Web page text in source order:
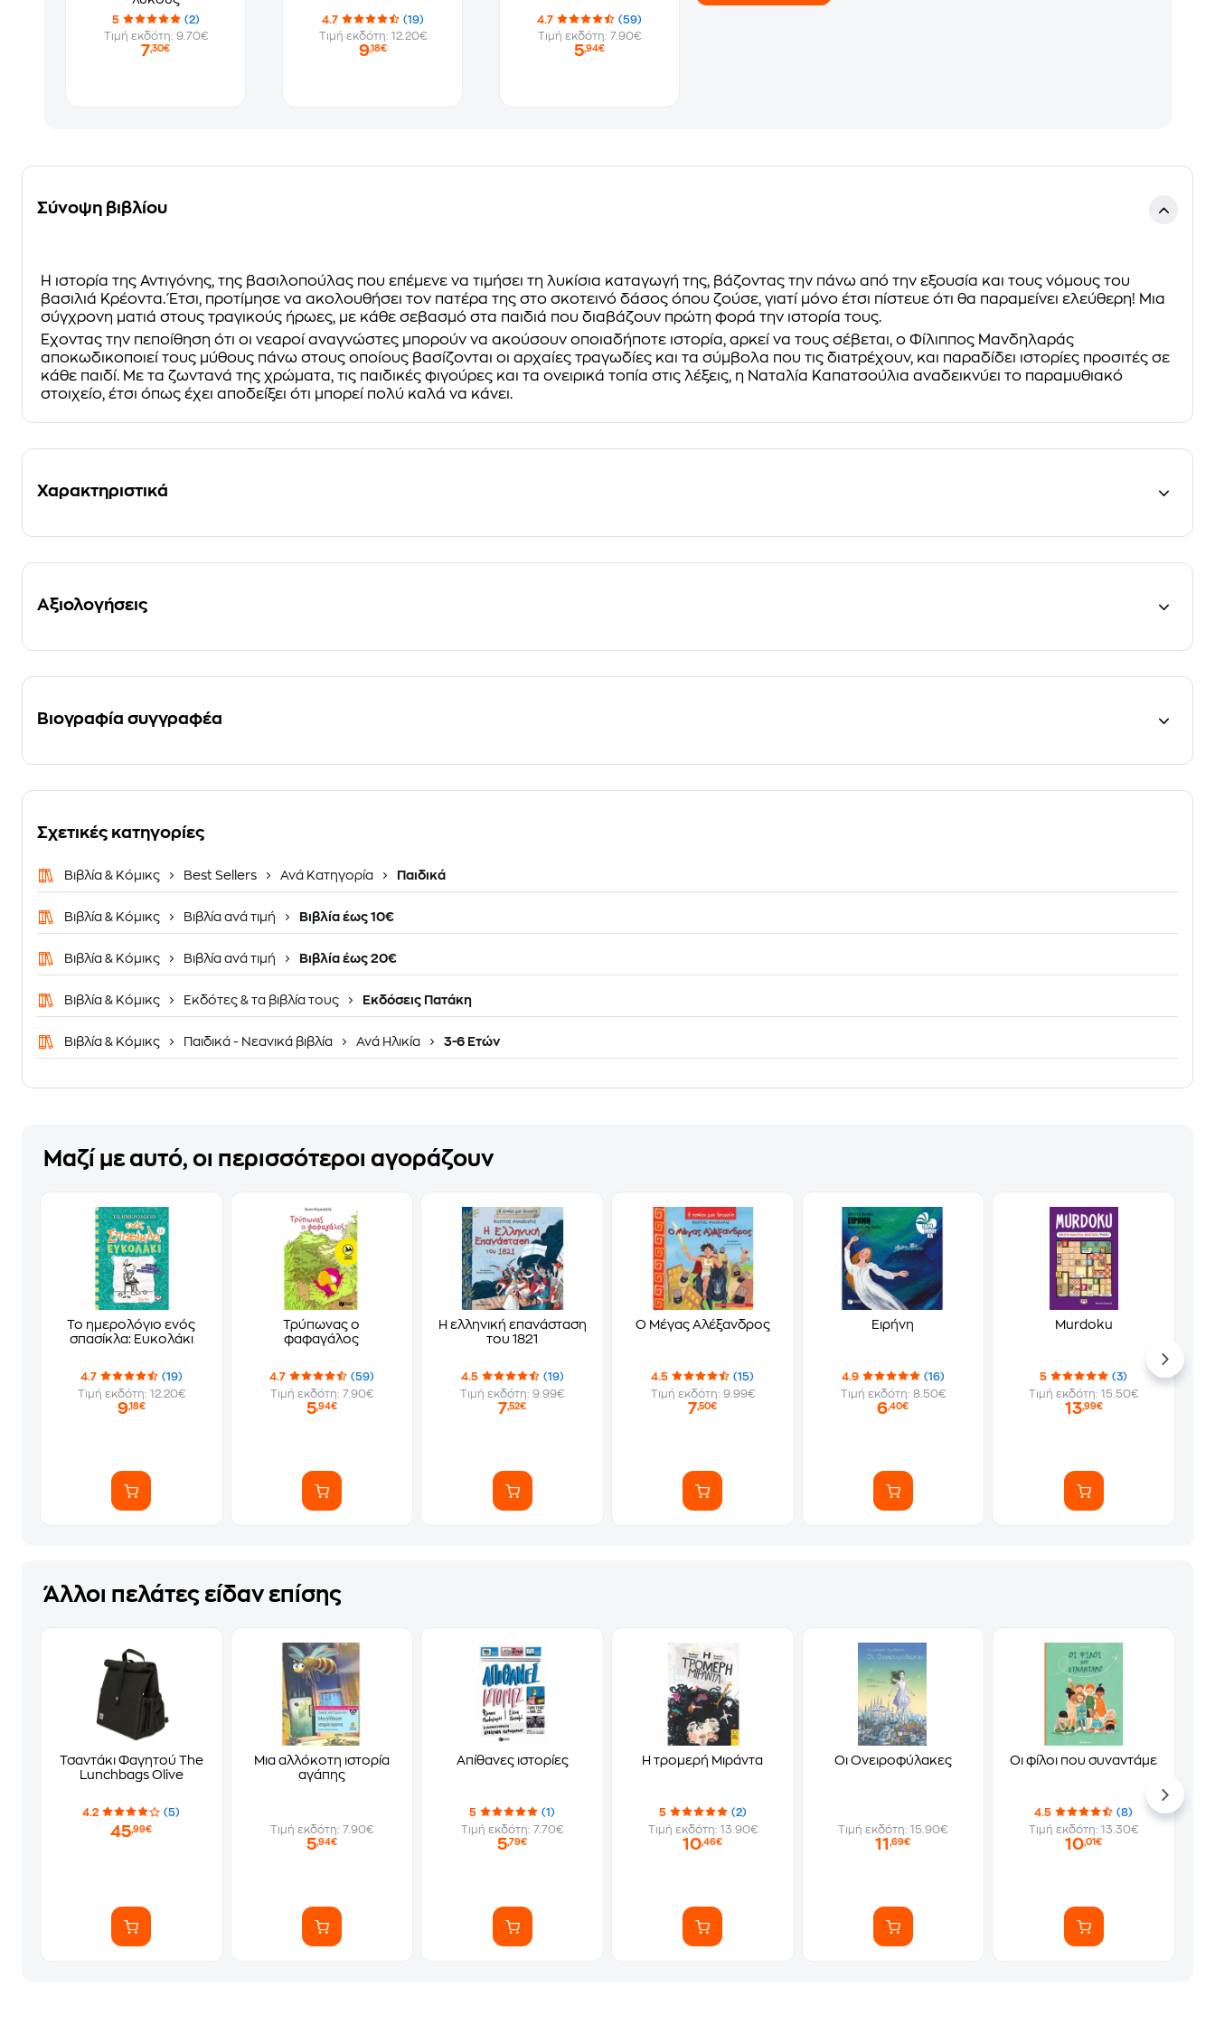
5
(2)
Τιμή εκδότη: 9.70€
7,30€
4.7
(19)
Τιμή εκδότη: 12.20€
9,18€
4.7
(59)
Τιμή εκδότη: 7.90€
5,94€
Σύνοψη βιβλίου
Η ιστορία της Αντιγόνης, της βασιλοπούλας που επέμενε να τιμήσει τη λυκίσια καταγωγή της, βάζοντας την πάνω από την εξουσία και τους νόμους του
βασιλιά Κρέοντα. Έτσι, προτίμησε να ακολουθήσει τον πατέρα της στο σκοτεινό δάσος όπου ζούσε, γιατί μόνο έτσι πίστευε ότι θα παραμείνει ελεύθερη! Μια
σύγχρονη ματιά στους τραγικούς ήρωες, με κάθε σεβασμό στα παιδιά που διαβάζουν πρώτη φορά την ιστορία τους.
Έχοντας την πεποίθηση ότι οι νεαροί αναγνώστες μπορούν να ακούσουν οποιαδήποτε ιστορία, αρκεί να τους σέβεται, ο Φίλιππος Μανδηλαράς
αποκωδικοποιεί τους μύθους πάνω στους οποίους βασίζονται οι αρχαίες τραγωδίες και τα σύμβολα που τις διατρέχουν, και παραδίδει ιστορίες προσιτές σε
κάθε παιδί. Με τα ζωντανά της χρώματα, τις παιδικές φιγούρες και τα ονειρικά τοπία στις λέξεις, η Ναταλία Καπατσούλια αναδεικνύει το παραμυθιακό
στοιχείο, έτσι όπως έχει αποδείξει ότι μπορεί πολύ καλά να κάνει.
Χαρακτηριστικά
Αξιολογήσεις
Βιογραφία συγγραφέα
Σχετικές κατηγορίες
Βιβλία & Κόμικς Best Sellers Ανά Κατηγορία Παιδικά
Βιβλία & Κόμικς Βιβλία ανά τιμή Βιβλία έως 10€
Βιβλία & Κόμικς Βιβλία ανά τιμή Βιβλία έως 20€
Βιβλία & Κόμικς Εκδότες & τα βιβλία τους Εκδόσεις Πατάκη
Βιβλία & Κόμικς Παιδικά - Νεανικά βιβλία Ανά Ηλικία 3-6 Ετών
Μαζί με αυτό, οι περισσότεροι αγοράζουν
Το ημερολόγιο ενός
σπασίκλα: Ευκολάκι
4.7
(19)
Τιμή εκδότη: 12.20€
9,18€
Τρύπωνας ο
φαφαγάλος
4.7
(59)
Τιμή εκδότη: 7.90€
5,94€
Η ελληνική επανάσταση
του 1821
4.5
(19)
Τιμή εκδότη: 9.99€
7,52€
Ο Μέγας Αλέξανδρος
4.5
(15)
Τιμή εκδότη: 9.99€
7,50€
Ειρήνη
4.9
(16)
Τιμή εκδότη: 8.50€
6,40€
Murdoku
5
(3)
Τιμή εκδότη: 15.50€
13,99€
Άλλοι πελάτες είδαν επίσης
Τσαντάκι Φαγητού The
Lunchbags Olive
4.2 (5)
45,99€
Μια αλλόκοτη ιστορία
αγάπης
Τιμή εκδότη: 7.90€
5,94€
Απίθανες ιστορίες
5
(1)
Τιμή εκδότη: 7.70€
5,79€
Η τρομερή Μιράντα
5
(2)
Τιμή εκδότη: 13.90€
10,46€
Οι Ονειροφύλακες
Τιμή εκδότη: 15.90€
11,69€
Οι φίλοι που συναντάμε
4.5
(8)
Τιμή εκδότη: 13.30€
10,01€